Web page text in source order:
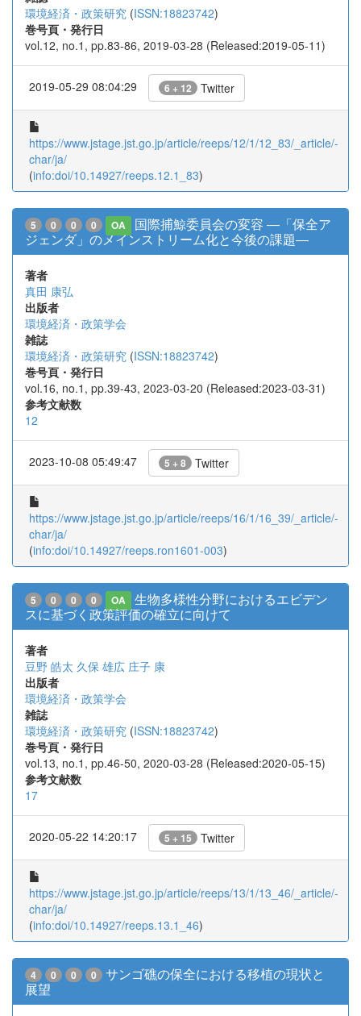
環境経済・政策研究 (ISSN:18823742)
巻号頁・発行日
vol.12, no.1, pp.83-86, 2019-03-28 (Released:2019-05-11)
2019-05-29 08:04:29 6 + 12 Twitter
https://www.jstage.jst.go.jp/article/reeps/12/1/12_83/_article/-
char/ja/
(info:doi/10.14927/reeps.12.1_83)
5 0 0 0 OA
国際捕鯨委員会の変容 ―「保全ア
ジェンダ」のメインストリーム化と今後の課題―
著者
真田 康弘
出版者
環境経済・政策学会
雑誌
環境経済・政策研究 (ISSN:18823742)
巻号頁・発行日
vol.16, no.1, pp.39-43, 2023-03-20 (Released:2023-03-31)
参考文献数
12
2023-10-08 05:49:47 5 + 8 Twitter
https://www.jstage.jst.go.jp/article/reeps/16/1/16_39/_article/-
char/ja/
(info:doi/10.14927/reeps.ron1601-003)
5 0 0 0 OA
生物多様性分野におけるエビデン
スに基づく政策評価の確立に向けて
著者
豆野 皓太 久保 雄広 庄子 康
出版者
環境経済・政策学会
雑誌
環境経済・政策研究 (ISSN:18823742)
巻号頁・発行日
vol.13, no.1, pp.46-50, 2020-03-28 (Released:2020-05-15)
参考文献数
17
2020-05-22 14:20:17 5 + 15 Twitter
https://www.jstage.jst.go.jp/article/reeps/13/1/13_46/_article/-
char/ja/
(info:doi/10.14927/reeps.13.1_46)
4 0 0 0
サンゴ礁の保全における移植の現状と
展望